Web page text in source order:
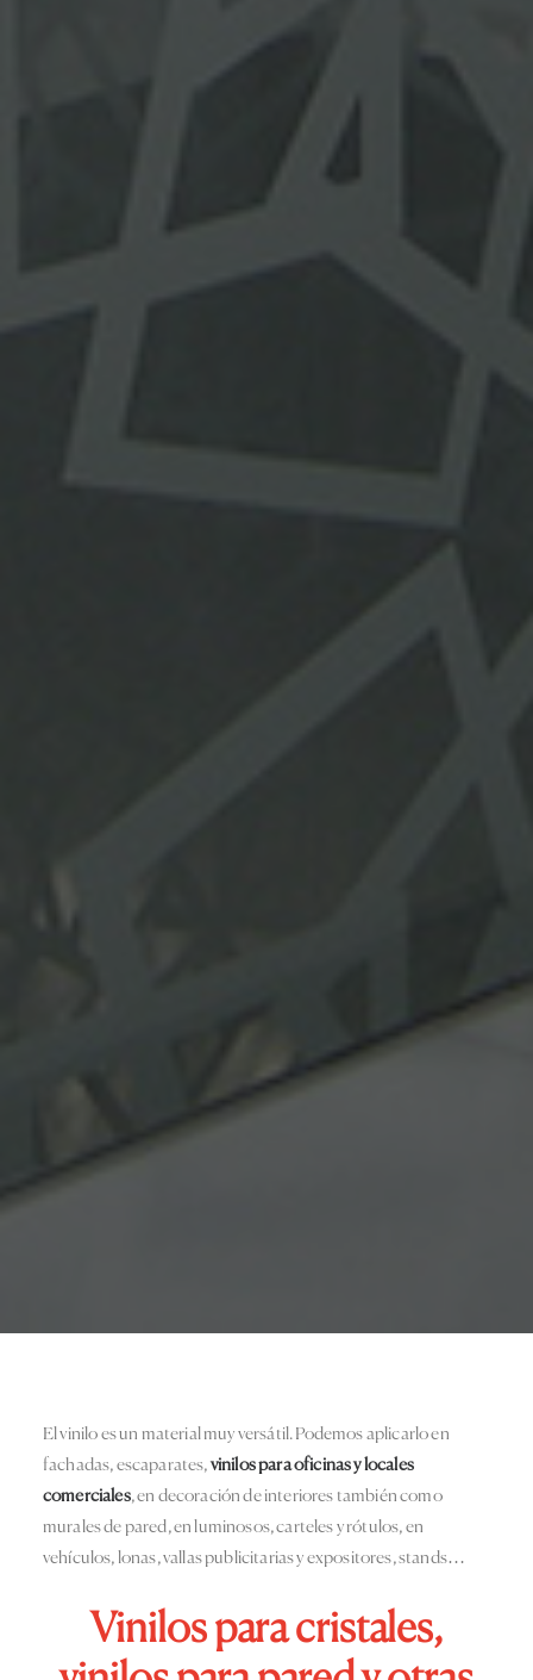
El vinilo es un material muy versátil. Podemos aplicarlo en
fachadas, escaparates, vinilos para oficinas y locales
comerciales, en decoración de interiores también como
murales de pared, en luminosos, carteles y rótulos, en
vehículos, lonas, vallas publicitarias y expositores, stands…
Vinilos para cristales,